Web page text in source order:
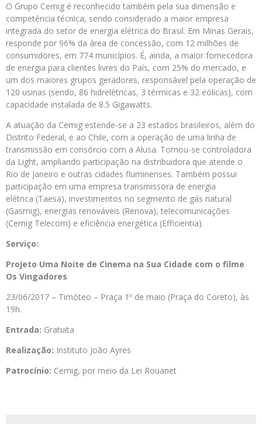
O Grupo Cemig é reconhecido também pela sua dimensão e
competência técnica, sendo considerado a maior empresa
integrada do setor de energia elétrica do Brasil. Em Minas Gerais,
responde por 96% da área de concessão, com 12 milhões de
consumidores, em 774 municípios. É, ainda, a maior fornecedora
de energia para clientes livres do País, com 25% do mercado, e
um dos maiores grupos geradores, responsável pela operação de
120 usinas (sendo, 86 hidrelétricas, 3 térmicas e 32 eólicas), com
capacidade instalada de 8.5 Gigawatts.
A atuação da Cemig estende-se a 23 estados brasileiros, além do
Distrito Federal, e ao Chile, com a operação de uma linha de
transmissão em consórcio com a Alusa. Tornou-se controladora
da Light, ampliando participação na distribuidora que atende o
Rio de Janeiro e outras cidades fluminenses. Também possui
participação em uma empresa transmissora de energia
elétrica (Taesa), investimentos no segmento de gás natural
(Gasmig), energias renováveis (Renova), telecomunicações
(Cemig Telecom) e eficiência energética (Efficientia).
Serviço:
Projeto Uma Noite de Cinema na Sua Cidade com o filme
Os Vingadores
23/06/2017 – Timóteo – Praça 1º de maio (Praça do Coreto), às
19h.
Entrada: Gratuita
Realização: Instituto João Ayres
Patrocínio: Cemig, por meio da Lei Rouanet